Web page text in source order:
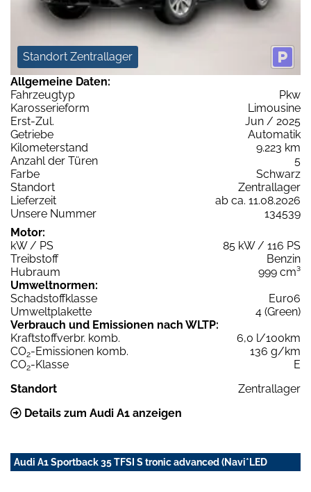
Standort Zentrallager
Allgemeine Daten:
Fahrzeugtyp
Pkw
Karosserieform
Limousine
Erst-Zul.
Jun / 2025
Getriebe
Automatik
Kilometerstand
9.223 km
Anzahl der Türen
5
Farbe
Schwarz
Standort
Zentrallager
Lieferzeit
ab ca. 11.08.2026
Unsere Nummer
134539
Motor:
kW / PS
85 kW / 116 PS
Treibstoff
Benzin
Hubraum
999 cm³
Umweltnormen:
Schadstoffklasse
Euro6
Umweltplakette
4 (Green)
Verbrauch und Emissionen nach WLTP:
Kraftstoffverbr. komb.
6,0 l/100km
CO2-Emissionen komb.
136 g/km
CO2-Klasse
E
Standort
Zentrallager
Details zum Audi A1 anzeigen
Audi A1 Sportback 35 TFSI S tronic advanced (Navi*LED